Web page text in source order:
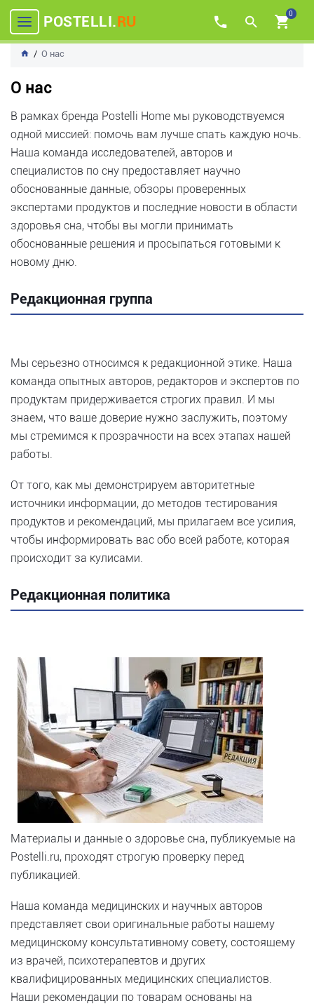
POSTELLI.RU 0
О нас
О нас
В рамках бренда Postelli Home мы руководствуемся
одной миссией: помочь вам лучше спать каждую ночь.
Наша команда исследователей, авторов и
специалистов по сну предоставляет научно
обоснованные данные, обзоры проверенных
экспертами продуктов и последние новости в области
здоровья сна, чтобы вы могли принимать
обоснованные решения и просыпаться готовыми к
новому дню.
Редакционная группа
Мы серьезно относимся к редакционной этике. Наша
команда опытных авторов, редакторов и экспертов по
продуктам придерживается строгих правил. И мы
знаем, что ваше доверие нужно заслужить, поэтому
мы стремимся к прозрачности на всех этапах нашей
работы.
От того, как мы демонстрируем авторитетные
источники информации, до методов тестирования
продуктов и рекомендаций, мы прилагаем все усилия,
чтобы информировать вас обо всей работе, которая
происходит за кулисами.
Редакционная политика
Материалы и данные о здоровье сна, публикуемые на
Postelli.ru, проходят строгую проверку перед
публикацией.
Наша команда медицинских и научных авторов
представляет свои оригинальные работы нашему
медицинскому консультативному совету, состоящему
из врачей, психотерапевтов и других
квалифицированных медицинских специалистов.
Наши рекомендации по товарам основаны на